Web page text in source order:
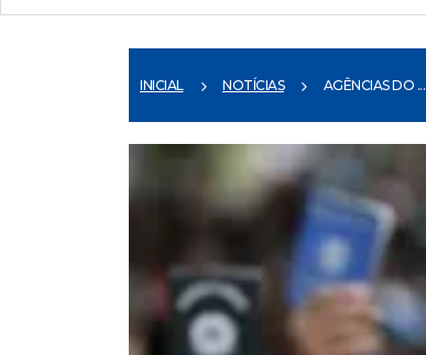
INICIAL NOTÍCIAS AGÊNCIAS DO ...